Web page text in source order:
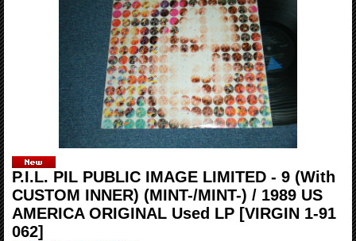
P.I.L. PIL PUBLIC IMAGE LIMITED - 9 (With
CUSTOM INNER) (MINT-/MINT-) / 1989 US
AMERICA ORIGINAL Used LP [VIRGIN 1-91
062]